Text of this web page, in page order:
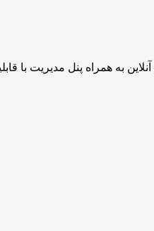
به همراه پنل مدیریت